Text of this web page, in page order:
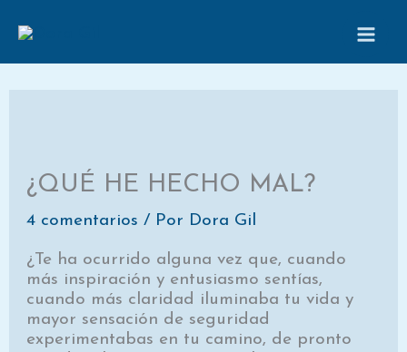
¿QUÉ HE HECHO MAL?
4 comentarios / Por Dora Gil
¿Te ha ocurrido alguna vez que, cuando
más inspiración y entusiasmo sentías,
cuando más claridad iluminaba tu vida y
mayor sensación de seguridad
experimentabas en tu camino, de pronto